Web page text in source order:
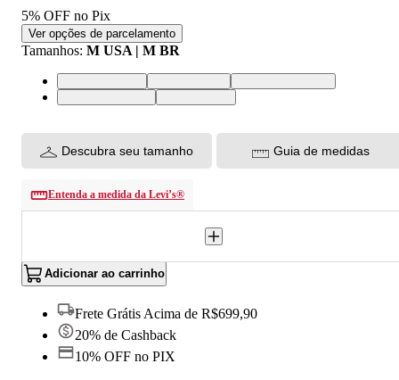
5% OFF no Pix
Ver opções de parcelamento
Tamanhos: M USA | M BR
M USA | M BRL USA | G BRXL USA | GG BR
XS USA | PP BRS USA | P BR
Descubra seu tamanho Guia de medidas
Entenda a medida da Levi’s®
Adicionar ao carrinho
Frete Grátis Acima de R$699,90
20% de Cashback
10% OFF no PIX